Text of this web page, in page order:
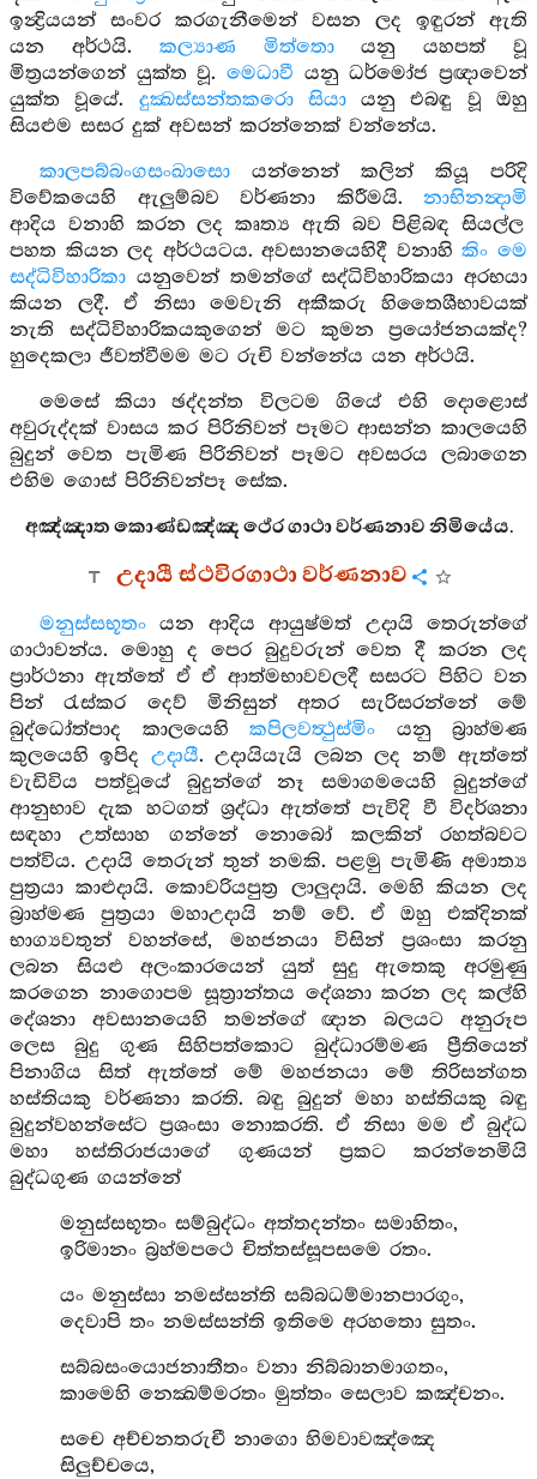
ඉන්‍ද්‍රියයන් සංවර කරගැනීමෙන් වසන ලද ඉඳුරන් ඇති
යන අර්ථයි. කල්‍යාණ මිත්තොයනු යහපත් වූ
මිත්‍රයන්ගෙන් යුක්ත වූ. මෙධාවී යනු ධර්මෝජ ප්‍රඥාවෙන්
යුක්ත වූයේ. දුක්‍ඛස්සන්තකරො සියායනු එබඳු වූ ඔහු
සියළුම සසර දුක් අවසන් කරන්නෙක් වන්නේය.
කාලපබ්බංගසංඛාසොයන්නෙන් කලින් කියූ පරිදි
විවේකයෙහි ඇලුම්බව වර්ණනා කිරීමයි. නාභිනන්‍දාමි
ආදිය වනාහි කරන ලද කෘත්‍ය ඇති බව පිළිබඳ සියල්ල
පහත කියන ලද අර්ථයටය. අවසානයෙහිදී වනාහිකිං මෙ
සද්ධිවිහාරිකා යනුවෙන් තමන්ගේ සද්ධිවිහාරිකයා අරභයා
කියන ලදී. ඒ නිසා මෙවැනි අකීකරු හිතෛශීභාවයක්
නැති සද්ධිවිහාරිකයකුගෙන් මට කුමන ප්‍රයෝජනයක්ද?
හුදෙකලා ජීවත්වීමම මට රුචි වන්නේය යන අර්ථයි.
මෙසේ කියා ඡද්දන්ත විලටම ගියේ එහි දොළොස්
අවුරුද්දක් වාසය කර පිරිනිවන් පෑමට ආසන්න කාලයෙහි
බුදුන් වෙත පැමිණ පිරිනිවන් පෑමට අවසරය ලබාගෙන
එහිම ගොස් පිරිනිවන්පෑ සේක.
අඤ්ඤාත කොණ්ඩඤ්ඤ ථේර ගාථා වර්ණනාව නිමියේය.
උදායී ස්ථවිරගාථා වර්ණනාව
මනුස්සභූතංයන ආදිය ආයුෂ්මත් උදායි තෙරුන්ගේ
ගාථාවන්ය. මොහු ද පෙර බුදුවරුන් වෙත දී කරන ලද
ප්‍රාර්ථනා ඇත්තේ ඒ ඒ ආත්මභාවවලදී සසරට පිහිට වන
පින් රැස්කර දෙව් මිනිසුන් අතර සැරිසරන්නේ මේ
බුද්ධෝත්පාද කාලයෙහි කපිලවත්‍ථුස්මිං යනු බ්‍රාහ්මණ
කුලයෙහි ඉපිද උදායී. උදායියැයි ලබන ලද නම් ඇත්තේ
වැඩිවිය පත්වූයේ බුදුන්ගේ නෑ සමාගමයෙහි බුදුන්ගේ
ආනුභාව දැක හටගත් ශ්‍රද්ධා ඇත්තේ පැවිදි වී විදර්ශනා
සඳහා උත්සාහ ගන්නේ නොබෝ කලකින් රහත්බවට
පත්විය. උදායි තෙරුන් තුන් නමකි. පළමු පැමිණි අමාත්‍ය
පුත්‍රයා කාළුදායි. කොවරියපුත්‍ර ලාලුදායි. මෙහි කියන ලද
බ්‍රාහ්මණ පුත්‍රයා මහාඋදායි නම් වේ. ඒ ඔහු එක්දිනක්
භාග්‍යවතුන් වහන්සේ, මහජනයා විසින් ප්‍රශංසා කරනු
ලබන සියළු අලංකාරයෙන් යුත් සුදු ඇතෙකු අරමුණු
කරගෙන නාගොපම සූත්‍රාන්තය දේශනා කරන ලද කල්හි
දේශනා අවසානයෙහි තමන්ගේ ඥාන බලයට අනුරූප
ලෙස බුදු ගුණ සිහිපත්කොට බුද්ධාරම්මණ ප්‍රීතියෙන්
පිනාගිය සිත් ඇත්තේ මේ මහජනයා මේ තිරිසන්ගත
හස්තියකු වර්ණනා කරති. බඳු බුදුන් මහා හස්තියකු බඳු
බුදුන්වහන්සේට ප්‍රශංසා නොකරති. ඒ නිසා මම ඒ බුද්ධ
මහා හස්තිරාජයාගේ ගුණයන් ප්‍රකට කරන්නෙමියි
බුද්ධගුණ ගයන්නේ
මනුස්සභූතං සම්බුද්ධං අත්තදන්තං සමාහිතං,
ඉරිමානං බ්‍රහ්මපථෙ චිත්තස්සූපසමෙ රතං.
යං මනුස්සා නමස්සන්ති සබ්බධම්මානපාරගුං,
දෙවාපි තං නමස්සන්ති ඉතිමෙ අරහතො සුතං.
සබ්බසංයොජනාතීතං වනා නිබ්බානමාගතං,
කාමෙහි නෙක්‍ඛම්මරතං මුත්තං සෙලාව කඤ්චනං.
සචෙ අච්චනතරුචී නාගො හිමවාවඤ්ඤෙ
සිලුච්චයෙ,